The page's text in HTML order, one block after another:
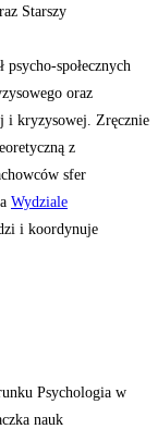
Starszy
społecznych
oraz
i kryzysowej. Zręcznie
z
sfer
Wydziale
i koordynuje
Psychologia w
nauk